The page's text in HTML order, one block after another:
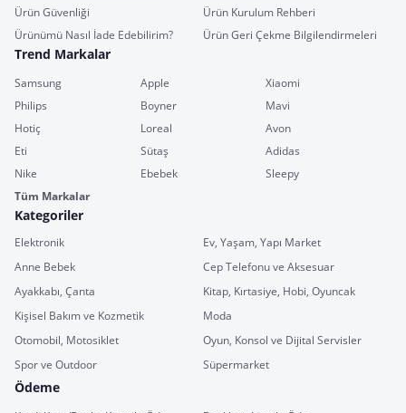
Ürün Güvenliği
Ürün Kurulum Rehberi
Ürünümü Nasıl İade Edebilirim?
Ürün Geri Çekme Bilgilendirmeleri
Trend Markalar
Samsung Apple
Xiaomi
Philips
Boyner
Mavi
Hotiç
Loreal
Avon
Eti
Sütaş
Adidas
Nike
Ebebek
Sleepy
Tüm Markalar
Kategoriler
Elektronik
Ev, Yaşam, Yapı Market
Anne Bebek
Cep Telefonu ve Aksesuar
Ayakkabı, Çanta
Kitap, Kırtasiye, Hobi, Oyuncak
Kişisel Bakım ve Kozmetik
Moda
Otomobil, Motosiklet
Oyun, Konsol ve Dijital Servisler
Spor ve Outdoor
Süpermarket
Ödeme